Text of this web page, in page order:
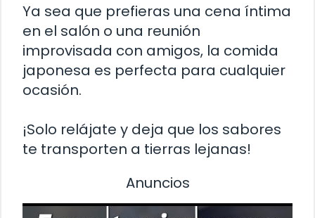
Ya sea que prefieras una cena íntima
en el salón o una reunión
improvisada con amigos, la comida
japonesa es perfecta para cualquier
ocasión.
¡Solo relájate y deja que los sabores
te transporten a tierras lejanas!
Anuncios